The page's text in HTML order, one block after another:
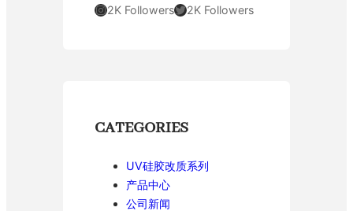
Instagram 2K FollowersTwitter 2K Followers
CATEGORIES
UV硅胶改质系列
产品中心
公司新闻